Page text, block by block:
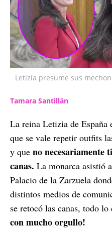
Letizia presume sus
Tamara Santillán
La reina Letizia de España
que se vale repetir outfits
y que no necesariamente
canas. La monarca asistió
Palacio de la Zarzuela
distintos medios de
se retocó las canas, todo lo
con mucho orgullo!